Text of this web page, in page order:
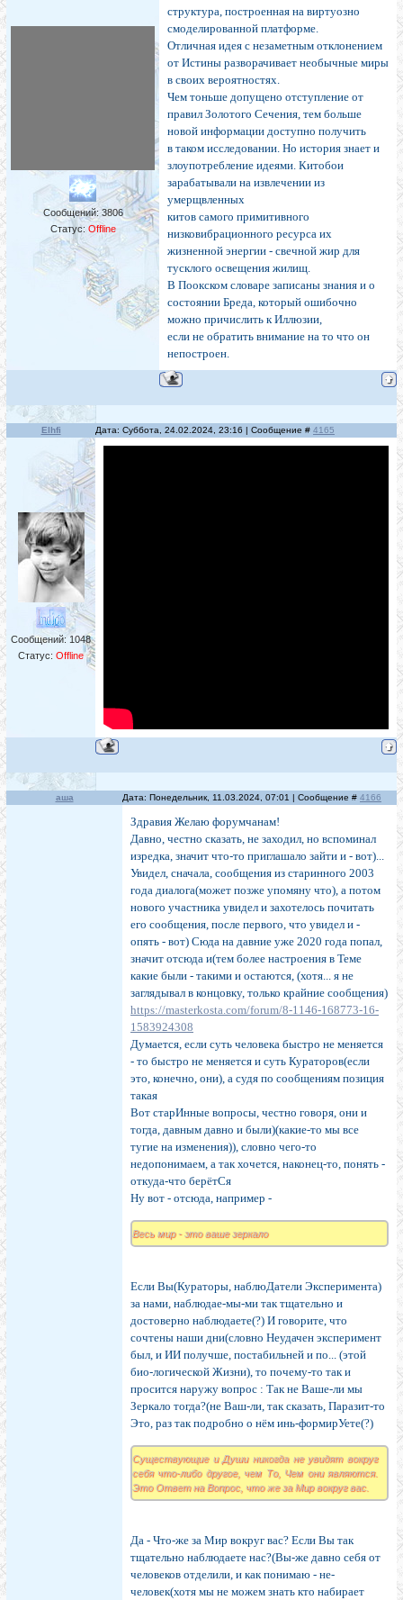
Сообщений: 3806
Статус: Offline
структура, построенная на виртуозно
смоделированной платформе.
Отличная идея с незаметным отклонением
от Истины разворачивает необычные миры
в своих вероятностях.
Чем тоньше допущено отступление от
правил Золотого Сечения, тем больше
новой информации доступно получить
в таком исследовании. Но история знает и
злоупотребление идеями. Китобои
зарабатывали на извлечении из
умерщвленных
китов самого примитивного
низковибрационного ресурса их
жизненной энергии - свечной жир для
тусклого освещения жилищ.
В Поокском словаре записаны знания и о
состоянии Бреда, который ошибочно
можно причислить к Иллюзии,
если не обратить внимание на то что он
непостроен.
Elhfi Дата: Суббота, 24.02.2024, 23:16 | Сообщение # 4165
Сообщений: 1048
Статус: Offline
аша Дата: Понедельник, 11.03.2024, 07:01 | Сообщение # 4166
Здравия Желаю форумчанам!
Давно, честно сказать, не заходил, но вспоминал
изредка, значит что-то приглашало зайти и - вот)...
Увидел, сначала, сообщения из старинного 2003
года диалога(может позже упомяну что), а потом
нового участника увидел и захотелось почитать
его сообщения, после первого, что увидел и -
опять - вот) Сюда на давние уже 2020 года попал,
значит отсюда и(тем более настроения в Теме
какие были - такими и остаются, (хотя... я не
заглядывал в концовку, только крайние сообщения)
https://masterkosta.com/forum/8-1146-168773-16-
1583924308
Думается, если суть человека быстро не меняется
- то быстро не меняется и суть Кураторов(если
это, конечно, они), а судя по сообщениям позиция
такая
Вот старИнные вопросы, честно говоря, они и
тогда, давным давно и были)(какие-то мы все
тугие на изменения)), словно чего-то
недопонимаем, а так хочется, наконец-то, понять -
откуда-что берётСя
Ну вот - отсюда, например -
Весь мир - это ваше зеркало
Если Вы(Кураторы, наблюДатели Эксперимента)
за нами, наблюдае-мы-ми так тщательно и
достоверно наблюдаете(?) И говорите, что
сочтены наши дни(словно Неудачен эксперимент
был, и ИИ получше, постабильней и по... (этой
био-логической Жизни), то почему-то так и
просится наружу вопрос : Так не Ваше-ли мы
Зеркало тогда?(не Ваш-ли, так сказать, Паразит-то
Это, раз так подробно о нём инь-формирУете(?)
Существующие и Души никогда не увидят вокруг
себя что-либо другое, чем То, Чем они являются.
Это Ответ на Вопрос, что же за Мир вокруг вас.
Да - Что-же за Мир вокруг вас? Если Вы так
тщательно наблюдаете нас?(Вы-же давно себя от
человеков отделили, и как понимаю - не-
человек(хотя мы не можем знать кто набирает